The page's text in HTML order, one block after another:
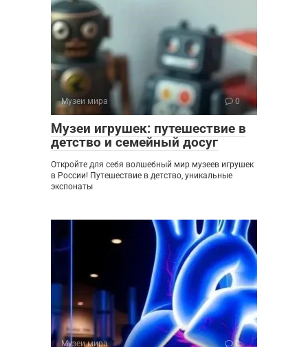
Музеи мира 0
Музеи игрушек: путешествие в
детство и семейный досуг
Откройте для себя волшебный мир музеев игрушек
в России! Путешествие в детство, уникальные
экспонаты
Музеи мира 0